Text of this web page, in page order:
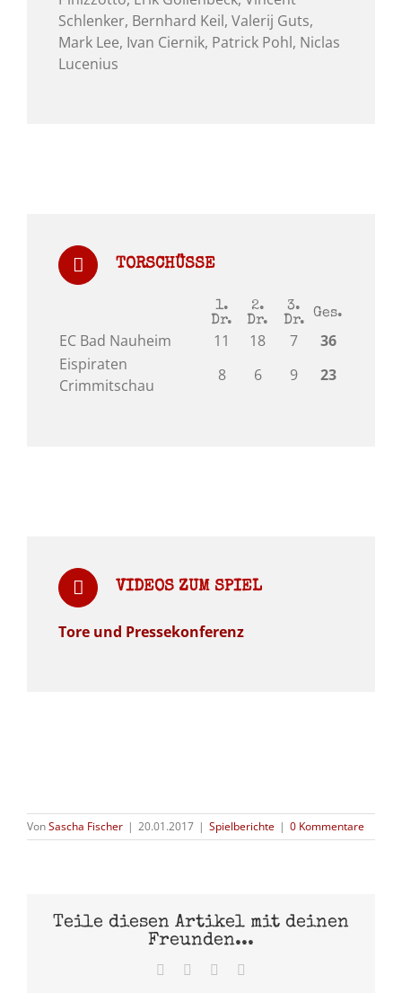
Schlenker, Bernhard Keil, Valerij Guts,
Mark Lee, Ivan Ciernik, Patrick Pohl, Niclas
Lucenius
TORSCHÜSSE
1.
Dr.
2.
Dr.
3.
Dr.
Ges.
EC Bad Nauheim 11 18 7
36
Eispiraten
Crimmitschau
8 6 9 23
VIDEOS ZUM SPIEL
Tore und Pressekonferenz
VonSascha Fischer | 20.01.2017 | Spielberichte | 0 Kommentare
Teile diesen Artikel mit deinen
Freunden...
Facebook Pinterest